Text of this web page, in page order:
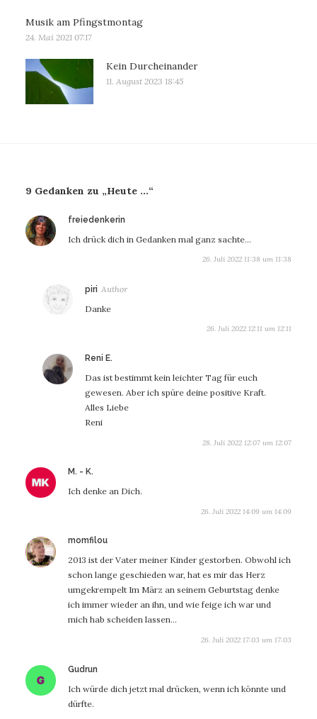
Musik am Pfingstmontag
24. Mai 2021 07:17
Kein Durcheinander
11. August 2023 18:45
9 Gedanken zu „Heute …“
freiedenkerin
Ich drück dich in Gedanken mal ganz sachte…
26. Juli 2022 11:38 um 11:38
piri sagt:
Danke
26. Juli 2022 12:11 um 12:11
Reni E.
Das ist bestimmt kein leichter Tag für euch
gewesen. Aber ich spüre deine positive Kraft.
Alles Liebe
Reni
28. Juli 2022 12:07 um 12:07
M. - K.
Ich denke an Dich.
26. Juli 2022 14:09 um 14:09
momfilousagt:
2013 ist der Vater meiner Kinder gestorben. Obwohl ich
schon lange geschieden war, hat es mir das Herz
umgekrempelt Im März an seinem Geburtstag denke
ich immer wieder an ihn, und wie feige ich war und
mich hab scheiden lassen…
26. Juli 2022 17:03 um 17:03
Gudrun
Ich würde dich jetzt mal drücken, wenn ich könnte und
dürfte.